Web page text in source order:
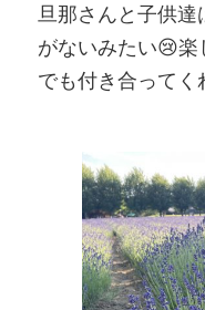
旦那さんと子供
がないみたい😢
でも付き合って